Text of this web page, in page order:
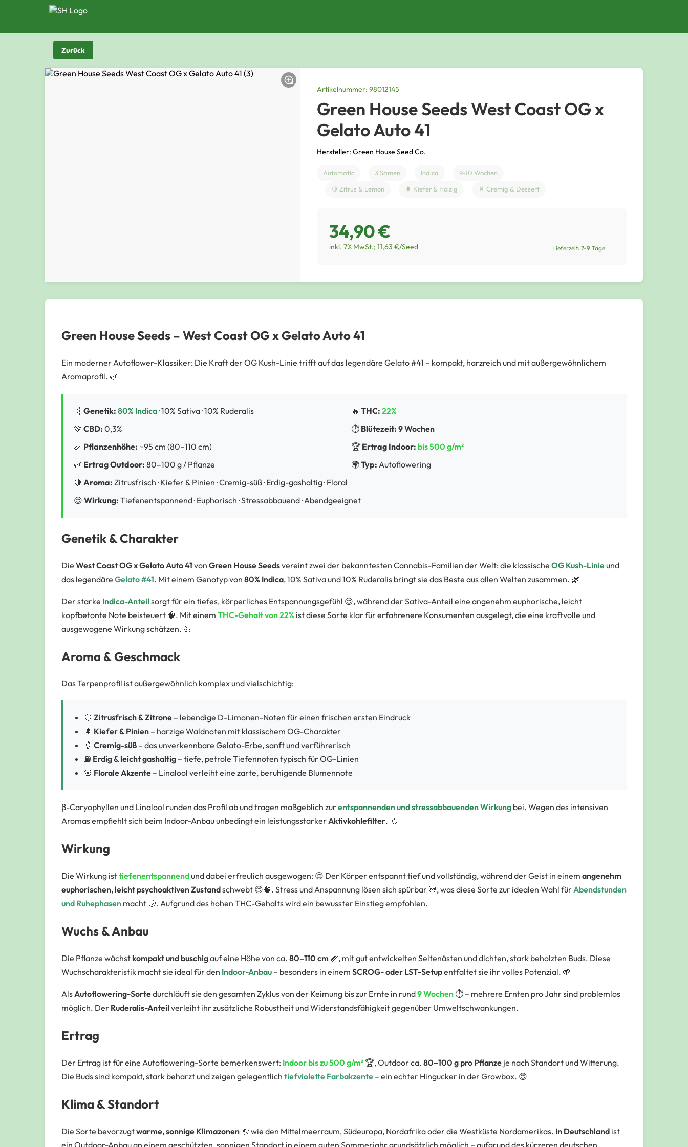
Zurück
Artikelnummer: 98012145
Green House Seeds West Coast OG x
Gelato Auto 41
Hersteller: Green House Seed Co.
Automatic 3 Samen Indica
9-10 Wochen
🍋 Zitrus & Lemon
🌲 Kiefer & Holzig 🍦 Cremig & Dessert
34,90 €
inkl. 7% MwSt.; 11,63 €/Seed Lieferzeit: 7-9 Tage
Green House Seeds – West Coast OG x Gelato Auto 41
Ein moderner Autoflower-Klassiker: Die Kraft der OG Kush-Linie trifft auf das legendäre Gelato #41 – kompakt, harzreich und mit außergewöhnlichem
Aromaprofil. 🌿
🧬 Genetik: 80% Indica· 10% Sativa · 10% Ruderalis 🔥 THC: 22%
💚 CBD: 0,3% ⏱️ Blütezeit: 9 Wochen
📏 Pflanzenhöhe: ~95 cm (80–110 cm) 🏆 Ertrag Indoor: bis 500 g/m²
🌿 Ertrag Outdoor: 80–100 g / Pflanze 🌍Typ: Autoflowering
🍋 Aroma: Zitrusfrisch · Kiefer & Pinien · Cremig-süß · Erdig-gashaltig · Floral
😌 Wirkung: Tiefenentspannend · Euphorisch · Stressabbauend · Abendgeeignet
Genetik & Charakter
Die West Coast OG x Gelato Auto 41 von Green House Seedsvereint zwei der bekanntesten Cannabis-Familien der Welt: die klassische OG Kush-Linieund
das legendäre Gelato #41. Mit einem Genotyp von 80% Indica, 10% Sativa und 10% Ruderalis bringt sie das Beste aus allen Welten zusammen. 🌿
Der starke Indica-Anteil sorgt für ein tiefes, körperliches Entspannungsgefühl 😌, während der Sativa-Anteil eine angenehm euphorische, leicht
kopfbetonte Note beisteuert 🧠. Mit einem THC-Gehalt von 22% ist diese Sorte klar für erfahrenere Konsumenten ausgelegt, die eine kraftvolle und
ausgewogene Wirkung schätzen. 💪
Aroma & Geschmack
Das Terpenprofil ist außergewöhnlich komplex und vielschichtig:
🍋 Zitrusfrisch & Zitrone – lebendige D-Limonen-Noten für einen frischen ersten Eindruck
🌲 Kiefer & Pinien – harzige Waldnoten mit klassischem OG-Charakter
🍦 Cremig-süß – das unverkennbare Gelato-Erbe, sanft und verführerisch
⛽ Erdig & leicht gashaltig – tiefe, petrole Tiefennoten typisch für OG-Linien
🌸 Florale Akzente – Linalool verleiht eine zarte, beruhigende Blumennote
β-Caryophyllen und Linalool runden das Profil ab und tragen maßgeblich zurentspannenden und stressabbauenden Wirkung bei. Wegen des intensiven
Aromas empfiehlt sich beim Indoor-Anbau unbedingt ein leistungsstarkerAktivkohlefilter. 👃
Wirkung
Die Wirkung isttiefenentspannendund dabei erfreulich ausgewogen: 😌 Der Körper entspannt tief und vollständig, während der Geist in einem angenehm
euphorischen, leicht psychoaktiven Zustandschwebt 😊🧠. Stress und Anspannung lösen sich spürbar 💆, was diese Sorte zur idealen Wahl fürAbendstunden
und Ruhephasen macht 🌙. Aufgrund des hohen THC-Gehalts wird ein bewusster Einstieg empfohlen.
Wuchs & Anbau
Die Pflanze wächst kompakt und buschigauf eine Höhe von ca. 80–110 cm 📏, mit gut entwickelten Seitenästen und dichten, stark beholzten Buds. Diese
Wuchscharakteristik macht sie ideal für den Indoor-Anbau – besonders in einem SCROG- oder LST-Setupentfaltet sie ihr volles Potenzial. 🌱
AlsAutoflowering-Sortedurchläuft sie den gesamten Zyklus von der Keimung bis zur Ernte in rund9 Wochen⏱️ – mehrere Ernten pro Jahr sind problemlos
möglich. Der Ruderalis-Anteil verleiht ihr zusätzliche Robustheit und Widerstandsfähigkeit gegenüber Umweltschwankungen.
Ertrag
Der Ertrag ist für eine Autoflowering-Sorte bemerkenswert: Indoor bis zu 500 g/m² 🏆, Outdoor ca. 80–100 g pro Pflanze je nach Standort und Witterung.
Die Buds sind kompakt, stark beharzt und zeigen gelegentlich tiefviolette Farbakzente – ein echter Hingucker in der Growbox. 😍
Klima & Standort
Die Sorte bevorzugtwarme, sonnige Klimazonen 🌞 wie den Mittelmeerraum, Südeuropa, Nordafrika oder die Westküste Nordamerikas. In Deutschland ist
ein Outdoor-Anbau an einem geschützten, sonnigen Standort in einem guten Sommerjahr grundsätzlich möglich – aufgrund des kürzeren deutschen